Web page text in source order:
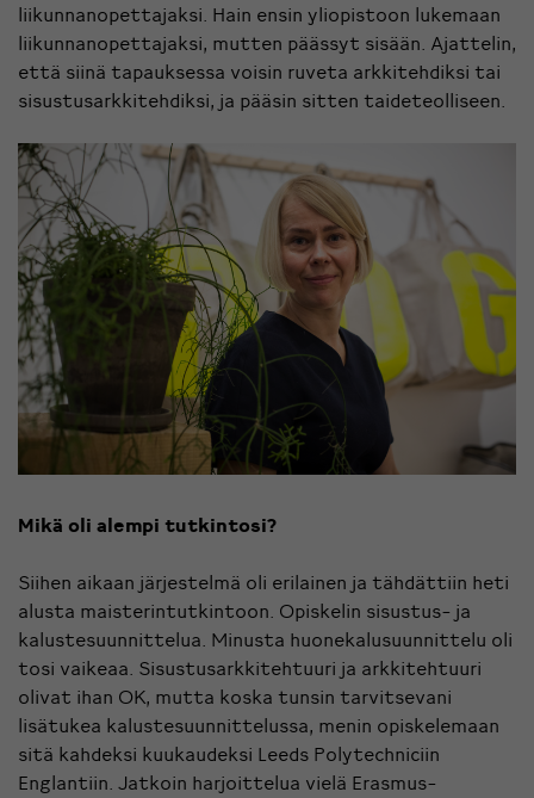
liikunnanopettajaksi. Hain ensin yliopistoon lukemaan
liikunnanopettajaksi, mutten päässyt sisään. Ajattelin,
että siinä tapauksessa voisin ruveta arkkitehdiksi tai
sisustusarkkitehdiksi, ja pääsin sitten taideteolliseen.
Mikä oli alempi tutkintosi?
Siihen aikaan järjestelmä oli erilainen ja tähdättiin heti
alusta maisterintutkintoon. Opiskelin sisustus- ja
kalustesuunnittelua. Minusta huonekalusuunnittelu oli
tosi vaikeaa. Sisustusarkkitehtuuri ja arkkitehtuuri
olivat ihan OK, mutta koska tunsin tarvitsevani
lisätukea kalustesuunnittelussa, menin opiskelemaan
sitä kahdeksi kuukaudeksi Leeds Polytechniciin
Englantiin. Jatkoin harjoittelua vielä Erasmus-